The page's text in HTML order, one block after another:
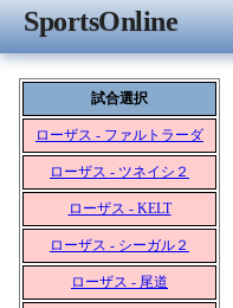
SportsOnline
試合選択
ローザス - ファルトラーダ
ローザス - ツネイシ２
ローザス - KELT
ローザス - シーガル２
ローザス - 尾道